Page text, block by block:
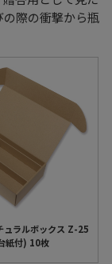
際の衝撃から瓶
ュラルボックス Z-25
紙付) 10枚